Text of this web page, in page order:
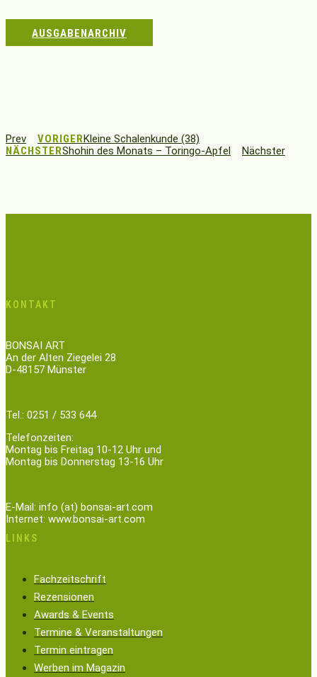
AUSGABENARCHIV
Prev VORIGERKleine Schalenkunde (38)
NÄCHSTERShohin des Monats – Toringo-Apfel Nächster
KONTAKT
BONSAI ART
An der Alten Ziegelei 28
D-48157 Münster
Tel.: 0251 / 533 644
Telefonzeiten:
Montag bis Freitag 10-12 Uhr und
Montag bis Donnerstag 13-16 Uhr
E-Mail: info (at) bonsai-art.com
Internet: www.bonsai-art.com
LINKS
Fachzeitschrift
Rezensionen
Awards & Events
Termine & Veranstaltungen
Termin eintragen
Werben im Magazin